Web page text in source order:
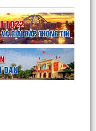
THỦ TỤC HÀNH
THÀNH PHỐ HẢI
PHÍ...
Trung kết nạp